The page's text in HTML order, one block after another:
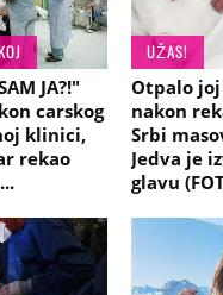
JA?!"
carskog
klinici,
rekao
UŽAS!
Otpalo joj
nakon
Srbi
Jedva je
glavu